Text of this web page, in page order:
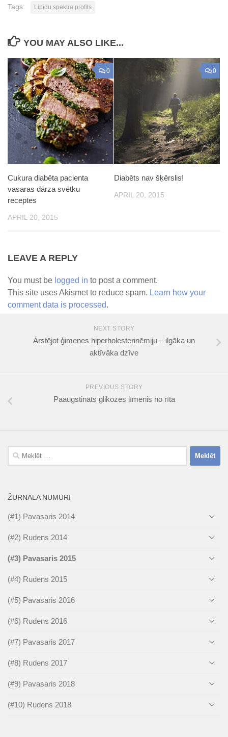
Tags: Lipīdu spektra profils
YOU MAY ALSO LIKE...
0
Cukura diabēta pacienta
vasaras dārza svētku
receptes
APRIL 20, 2015
0
Diabēts nav šķērslis!
APRIL 20, 2015
LEAVE A REPLY
You must be logged in to post a comment.
This site uses Akismet to reduce spam. Learn how your
comment data is processed.
NEXT STORY
Ārstējot ģimenes hiperholesterinēmiju – ilgāka un
aktīvāka dzīve
PREVIOUS STORY
Paaugstināts glikozes līmenis no rīta
Meklēt:
ŽURNĀLA NUMURI
(#1) Pavasaris 2014
(#2) Rudens 2014
(#3) Pavasaris 2015
(#4) Rudens 2015
(#5) Pavasaris 2016
(#6) Rudens 2016
(#7) Pavasaris 2017
(#8) Rudens 2017
(#9) Pavasaris 2018
(#10) Rudens 2018